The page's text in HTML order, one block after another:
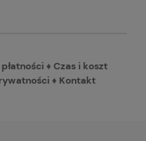
♦Czas i koszt
♦ Kontakt